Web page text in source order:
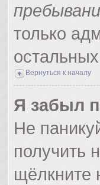
только
Вернуться к началу
Я забыл
Не
получить
щёлкните